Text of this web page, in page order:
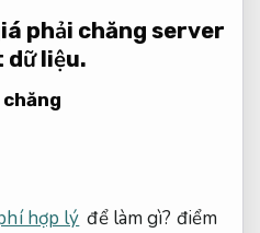
phải chăng server
dữ liệu.
hợp lý để làm gì? điểm